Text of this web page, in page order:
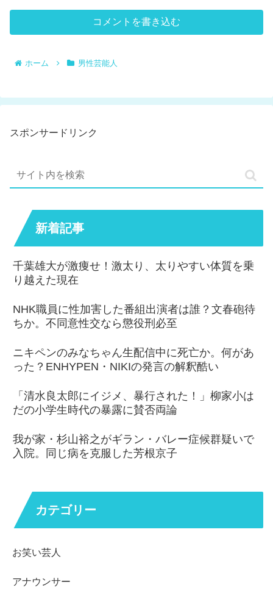
コメントを書き込む
ホーム 男性芸能人
スポンサードリンク
新着記事
千葉雄大が激痩せ！激太り、太りやすい体質を乗
り越えた現在
NHK職員に性加害した番組出演者は誰？文春砲待
ちか。不同意性交なら懲役刑必至
ニキペンのみなちゃん生配信中に死亡か。何があ
った？ENHYPEN・NIKIの発言の解釈酷い
「清水良太郎にイジメ、暴行された！」柳家小は
だの小学生時代の暴露に賛否両論
我が家・杉山裕之がギラン・バレー症候群疑いで
入院。同じ病を克服した芳根京子
カテゴリー
お笑い芸人
アナウンサー